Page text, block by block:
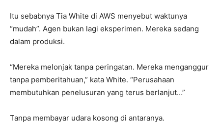
Itu sebabnya Tia White di AWS menyebut waktunya
“mudah”. Agen bukan lagi eksperimen. Mereka sedang
dalam produksi.
“Mereka melonjak tanpa peringatan. Mereka menganggur
tanpa pemberitahuan,” kata White. “Perusahaan
membutuhkan penelusuran yang terus berlanjut…”
Tanpa membayar udara kosong di antaranya.